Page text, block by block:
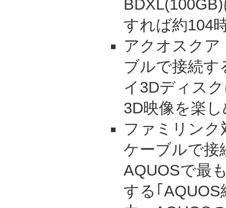
すれば約104
アクオスクア
ブルで接続す
イ3Dディス
3D映像を楽
ファミリンク
ケーブルで接
AQUOSで最
する｢